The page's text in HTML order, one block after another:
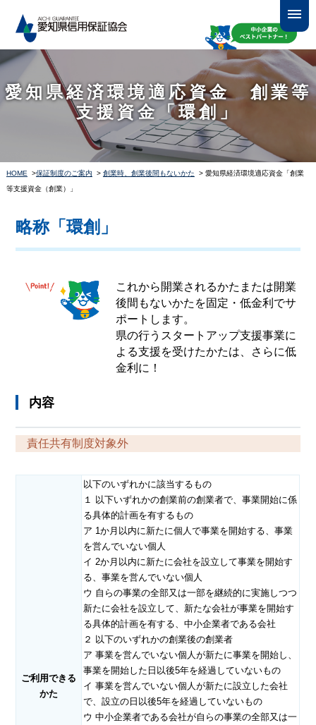
愛知県経済環境適応資金 創業等
支援資金「環創」
HOME >保証制度のご案内 > 創業時、創業後間もないかた > 愛知県経済環境適応資金「創業
等支援資金（創業）」
略称「環創」
これから開業されるかたまたは開業
後間もないかたを固定・低金利でサ
ポートします。
県の行うスタートアップ支援事業に
よる支援を受けたかたは、さらに低
金利に！
内容
責任共有制度対象外
ご利用できる
かた
以下のいずれかに該当するもの
１ 以下いずれかの創業前の創業者で、事業開始に係
る具体的計画を有するもの
ア 1か月以内に新たに個人で事業を開始する、事業
を営んでいない個人
イ 2か月以内に新たに会社を設立して事業を開始す
る、事業を営んでいない個人
ウ 自らの事業の全部又は一部を継続的に実施しつつ
新たに会社を設立して、新たな会社が事業を開始す
る具体的計画を有する、中小企業者である会社
２ 以下のいずれかの創業後の創業者
ア 事業を営んでいない個人が新たに事業を開始し、
事業を開始した日以後5年を経過していないもの
イ 事業を営んでいない個人が新たに設立した会社
で、設立の日以後5年を経過していないもの
ウ 中小企業者である会社が自らの事業の全部又は一